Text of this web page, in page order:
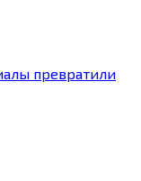
превратили